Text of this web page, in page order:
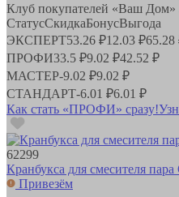
Клуб покупателей «Ваш Дом»
СтатусСкидкаБонусВыгода
ЭКСПЕРТ53.26 ₽12.03 ₽65.28
ПРОФИ33.5 ₽9.02 ₽42.52 ₽
МАСТЕР-9.02 ₽9.02 ₽
СТАНДАРТ-6.01 ₽6.01 ₽
Как стать «ПРОФИ» сразу!
62299
Кранбукса для смесителя
Привезём